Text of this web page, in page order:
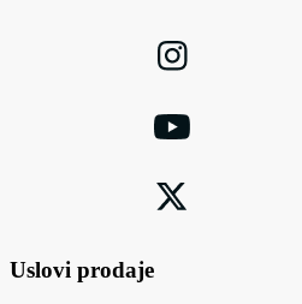
Uslovi prodaje